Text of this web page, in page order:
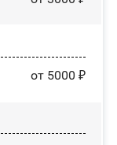
от 5000 ₽